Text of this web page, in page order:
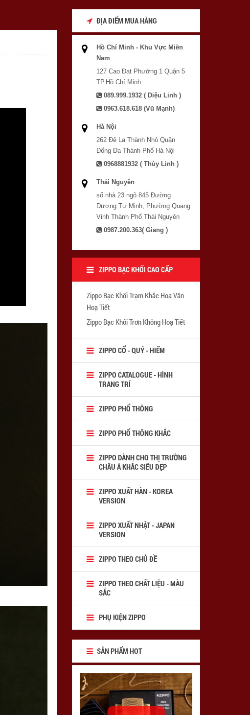
ĐỊA ĐIỂM MUA HÀNG
Hồ Chí Minh - Khu Vực Miền
Nam
127 Cao Đạt Phường 1 Quận 5
TP.Hồ Chí Minh
089.999.1932 ( Diệu Linh )
0963.618.618 (Vũ Mạnh)
Hà Nội
262 Đê La Thành Nhỏ Quận
Đống Đa Thành Phố Hà Nội
0968881932 ( Thùy Linh )
Thái Nguyên
số nhà 23 ngõ 845 Đường
Dương Tự Minh, Phường Quang
Vinh Thành Phố Thái Nguyên
0987.200.363( Giang )
ZIPPO BẠC KHỐI CAO CẤP
Zippo Bạc Khối Trạm Khắc Hoa Văn
Hoạ Tiết
Zippo Bạc Khối Trơn Không Hoạ Tiết
ZIPPO CỔ - QUÝ - HIẾM
ZIPPO CATALOGUE - HÌNH
TRANG TRÍ
ZIPPO PHỔ THÔNG
ZIPPO PHỔ THÔNG KHẮC
ZIPPO DÀNH CHO THỊ TRƯỜNG
CHÂU Á KHẮC SIÊU ĐẸP
ZIPPO XUẤT HÀN - KOREA
VERSION
ZIPPO XUẤT NHẬT - JAPAN
VERSION
ZIPPO THEO CHỦ ĐỀ
ZIPPO THEO CHẤT LIỆU - MÀU
SẮC
PHỤ KIỆN ZIPPO
SẢN PHẨM HOT